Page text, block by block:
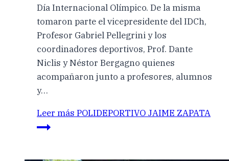
Día Internacional Olímpico. De la misma
tomaron parte el vicepresidente del IDCh,
Profesor Gabriel Pellegrini y los
coordinadores deportivos, Prof. Dante
Niclis y Néstor Bergagno quienes
acompañaron junto a profesores, alumnos
y…
Leer más POLIDEPORTIVO JAIME ZAPATA